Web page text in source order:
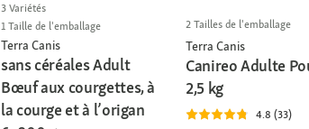
3 Variétés
1 Taille de l'emballage
Terra Canis
sans céréales Adult
Bœuf aux courgettes, à
la courge et à l’origan
2 Tailles de l'emballage
Terra Canis
Canireo Adulte
2,5 kg
4.8 (33)